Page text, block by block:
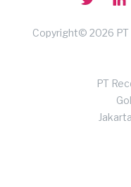
Copyright© 2026
PT